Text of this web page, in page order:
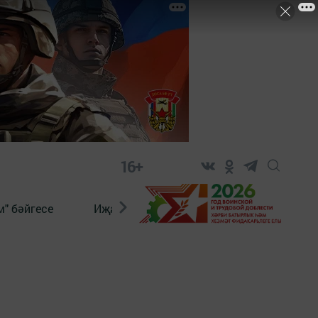
16+
бәйгесе Иҗат Реклама Онлайн